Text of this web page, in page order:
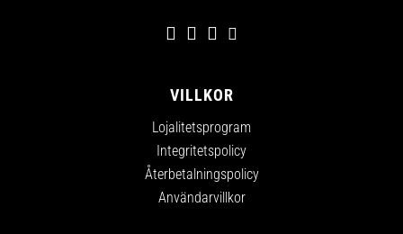
VILLKOR
Lojalitetsprogram
Integritetspolicy
Återbetalningspolicy
Användarvillkor